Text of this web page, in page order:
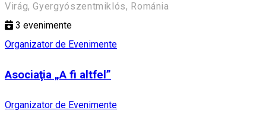
Virág, Gyergyószentmiklós, Románia
3 evenimente
Organizator de Evenimente
Asociaţia „A fi altfel”
Organizator de Evenimente